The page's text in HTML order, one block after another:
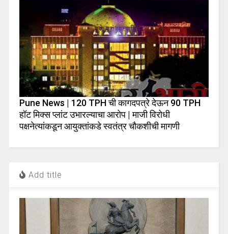
Pune News | 120 TPH ची कागदपत्रे देऊन 90 TPH
हॉट मिक्स प्लांट उभारल्याचा आरोप | माजी विरोधी
पक्षनेत्यांकडून आयुक्तांकडे स्वतंत्र चौकशीची मागणी
Add title